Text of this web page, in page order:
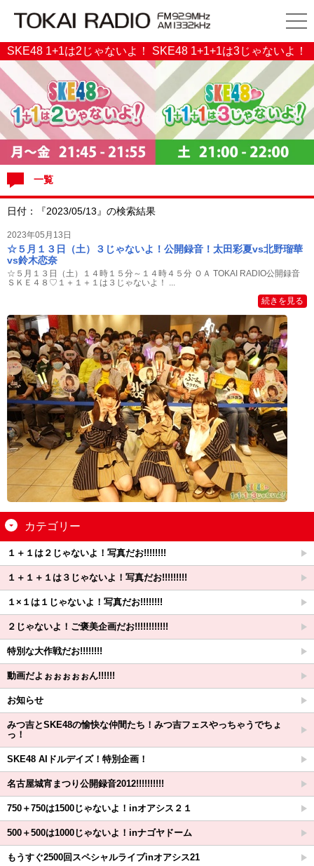
SKE48 1+1は2じゃないよ！ SKE48 1+1+1は3じゃないよ！
一覧
日付：『2023/05/13』の検索結果
2023年05月13日
☆５月１３日（土）３じゃないよ！公開録音！太田彩夏vs北野瑠華
vs鈴木恋奈
☆５月１３日（土）１４時１５分～１４時４５分 ＯＡ TOKAI RADIO公開録音
ＳＫＥ４８♡１＋１＋１は３じゃないよ！ ...
続きを見る
カテゴリー
１＋１は２じゃないよ！写真だお!!!!!!!!
１＋１＋１は３じゃないよ！写真だお!!!!!!!!!
１×１は１じゃないよ！写真だお!!!!!!!!
２じゃないよ！ご褒美企画だお!!!!!!!!!!!!
特別な大作戦だお!!!!!!!!
動画だよぉぉぉぉぉん!!!!!!
お知らせ
みつ吉とSKE48の愉快な仲間たち！みつ吉フェスやっちゃうでちょ
っ！
SKE48 AIドルデイズ！特別企画！
名古屋城宵まつり公開録音2012!!!!!!!!!!
750＋750は1500じゃないよ！inオアシス２１
500＋500は1000じゃないよ！inナゴヤドーム
もうすぐ2500回スペシャルライブinオアシス21